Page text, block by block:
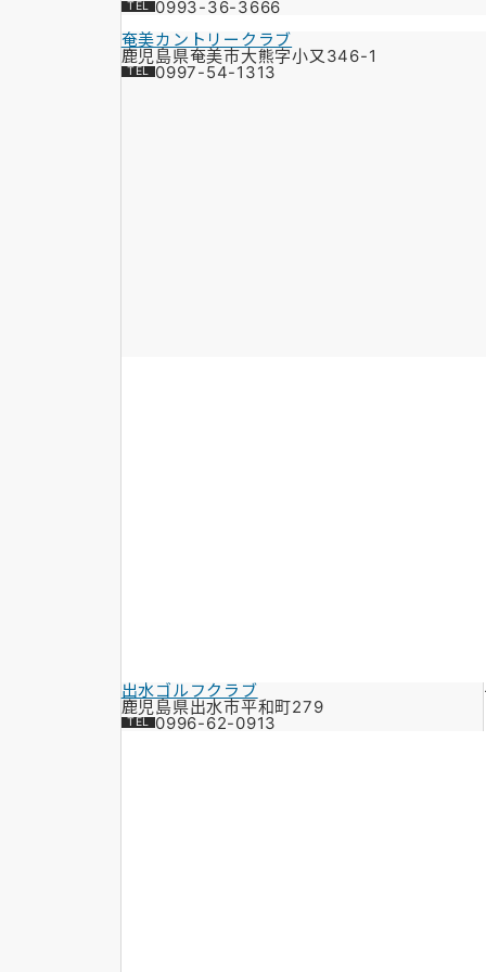
0993-36-3666
奄美カントリークラブ
鹿児島県奄美市大熊字小又346-1
0997-54-1313
出水ゴルフクラブ
鹿児島県出水市平和町279
0996-62-0913